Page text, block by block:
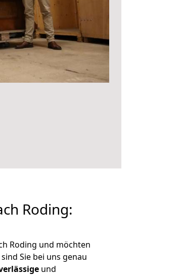
Roding:
Roding und möchten
Sie bei uns genau
und